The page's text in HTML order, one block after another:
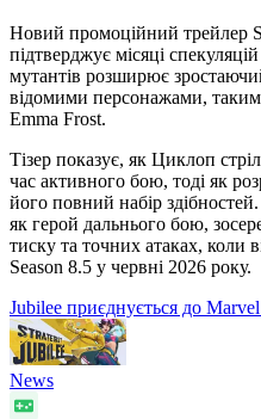
Новий промоційний трейлер
підтверджує місяці
мутантів розширює
відомими персонажами,
Emma Frost.
Тізер показує, як Циклоп
час активного бою, тоді як
його повний набір
як герой дальнього бою,
тиску та точних атаках, коли
Season 8.5 у червні 2026 року.
Jubilee приєднується до
News